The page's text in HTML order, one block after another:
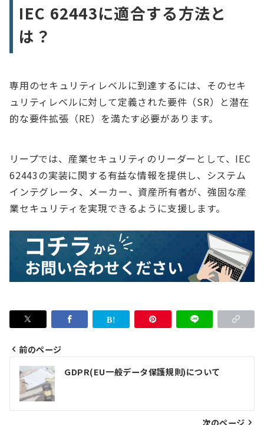
IEC 62443に適合する方法と
は？
専用のセキュリティレベルに到達するには、そのセキ
ュリティレベルに対して定義された要件（SR）と潜在
的な要件拡張（RE）を満たす必要があります。
リープでは、産業セキュリティのリーダーとして、IEC
62443の実装に関する有益な情報を提供し、システム
インテグレータ、メーカー、資産所有者が、強固な産
業セキュリティを実現できるように支援します。
投
ナ
前のページ
GDPR(EU一般データ保護規則)について